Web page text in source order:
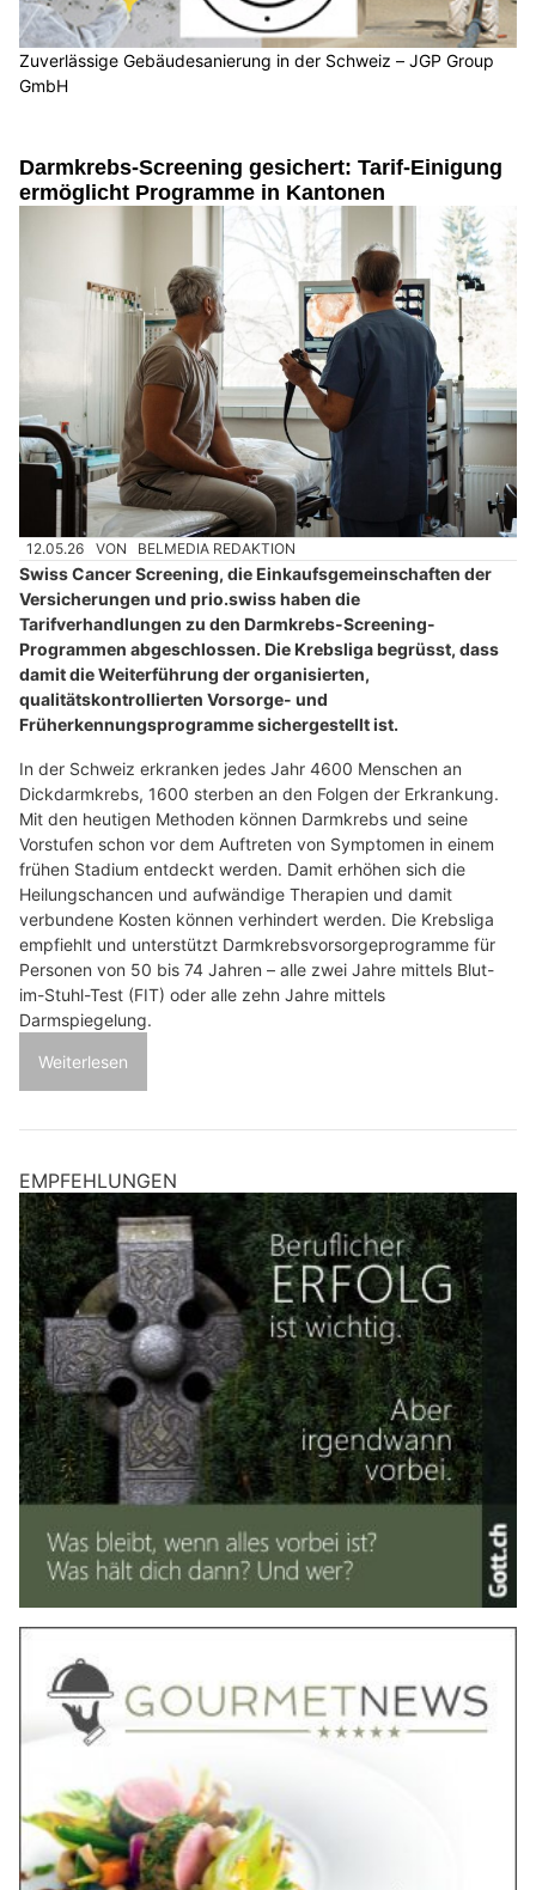
Zuverlässige Gebäudesanierung in der Schweiz – JGP Group
GmbH
Darmkrebs-Screening gesichert: Tarif-Einigung
ermöglicht Programme in Kantonen
12.05.26 VON BELMEDIA REDAKTION
Swiss Cancer Screening, die Einkaufsgemeinschaften der
Versicherungen und prio.swiss haben die
Tarifverhandlungen zu den Darmkrebs-Screening-
Programmen abgeschlossen. Die Krebsliga begrüsst, dass
damit die Weiterführung der organisierten,
qualitätskontrollierten Vorsorge- und
Früherkennungsprogramme sichergestellt ist.
In der Schweiz erkranken jedes Jahr 4600 Menschen an
Dickdarmkrebs, 1600 sterben an den Folgen der Erkrankung.
Mit den heutigen Methoden können Darmkrebs und seine
Vorstufen schon vor dem Auftreten von Symptomen in einem
frühen Stadium entdeckt werden. Damit erhöhen sich die
Heilungschancen und aufwändige Therapien und damit
verbundene Kosten können verhindert werden. Die Krebsliga
empfiehlt und unterstützt Darmkrebsvorsorgeprogramme für
Personen von 50 bis 74 Jahren – alle zwei Jahre mittels Blut-
im-Stuhl-Test (FIT) oder alle zehn Jahre mittels
Darmspiegelung.
Weiterlesen
EMPFEHLUNGEN